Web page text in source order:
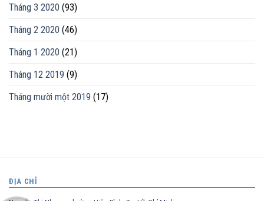
Tháng 3 2020 (93)
Tháng 2 2020 (46)
Tháng 1 2020 (21)
Tháng 12 2019 (9)
Tháng mười một 2019 (17)
ĐỊA CHỈ